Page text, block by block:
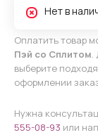
Нет в
Оплатить товар
Пэй со Сплитом.
выберите
оформлении
Нужна
555-08-93 или